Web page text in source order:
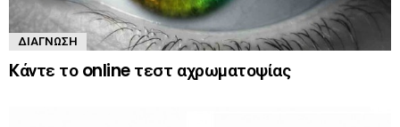
ΔΙΆΓΝΩΣΗ
Kάντε το online τεστ αχρωματοψίας